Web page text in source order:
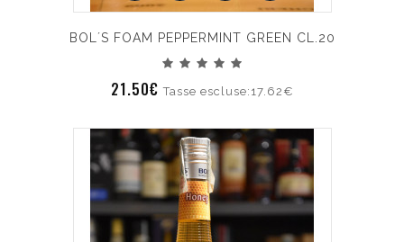
BOL´S FOAM PEPPERMINT GREEN CL.20
21.50€Tasse escluse:17.62€